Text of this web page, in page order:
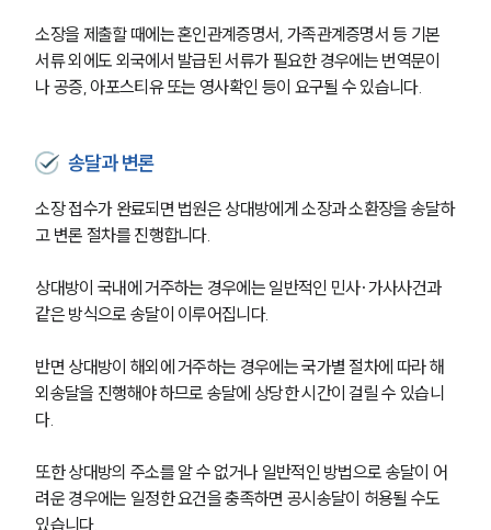
글로벌 파트너 로펌
고객의 소리
통합검색
AI대륜
이혼 주요 업무사례
사례분석/최신동향
이혼 법률정보
법률지식인
이혼소송·상담후기
업무분야
이혼 양육비계산기
상간자위자료계산기
소장을 제출할 때에는 혼인관계증명서, 가족관계증명서 등 기본
서류 외에도 외국에서 발급된 서류가 필요한 경우에는 번역문이
나 공증, 아포스티유 또는 영사확인 등이 요구될 수 있습니다.
송달과 변론
소장 접수가 완료되면 법원은 상대방에게 소장과 소환장을 송달하
고 변론 절차를 진행합니다.
상대방이 국내에 거주하는 경우에는 일반적인 민사·가사사건과
같은 방식으로 송달이 이루어집니다.
반면 상대방이 해외에 거주하는 경우에는 국가별 절차에 따라 해
외송달을 진행해야 하므로 송달에 상당한 시간이 걸릴 수 있습니
다.
또한 상대방의 주소를 알 수 없거나 일반적인 방법으로 송달이 어
려운 경우에는 일정한 요건을 충족하면 공시송달이 허용될 수도
있습니다.